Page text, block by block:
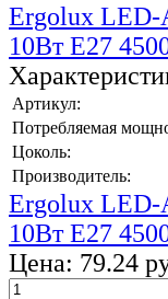
Ergolux LED-
10Вт E27
Артикул:
Потребляемая
Цоколь:
Производитель:
Ergolux LED-
10Вт E27
Цена: 79.24